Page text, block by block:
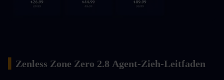
Zenless Zone Zero 2.8 Agent-Zieh-Leitfaden